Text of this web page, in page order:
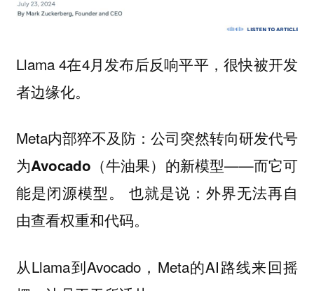
Llama 4在4月发布后反响平平，很快被开发
者边缘化。
Meta内部猝不及防：公司突然转向研发代号
为Avocado（牛油果） 的新模型——而它可
能是闭源模型。 也就是说：外界无法再自
由查看权重和代码。
从Llama到Avocado，Meta的AI路线来回摇